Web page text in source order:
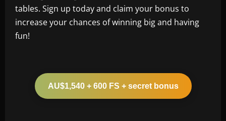
tables. Sign up today and claim your bonus to
increase your chances of winning big and having
fun!
AU$1,540 + 600 FS + secret bonus